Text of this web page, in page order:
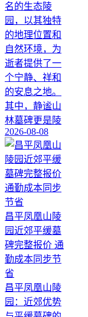
名的生态陵
园，以其独特
的地理位置和
自然环境，为
逝者提供了一
个宁静、祥和
的安息之地。
其中，静谧山
林墓碑更是陵
2026-08-08
昌平凤凰山陵
园近郊平缓墓
碑完整报价 通
勤成本同步节
省
昌平凤凰山陵
园：近郊优势